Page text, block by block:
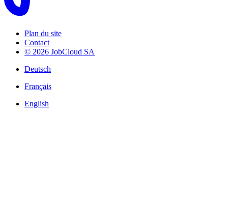
Plan du site
Contact
© 2026 JobCloud SA
Deutsch
Français
English